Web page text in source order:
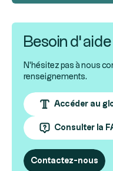
Besoin
N'hésitez pas à nous
renseignements.
Accéder au
Consulter la
Contactez-nous